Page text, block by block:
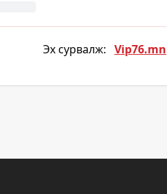
Эх сурвалж: Vip76.mn